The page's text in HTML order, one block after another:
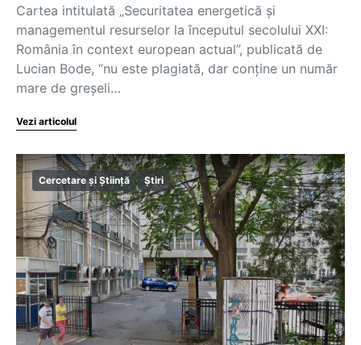
Cartea intitulată „Securitatea energetică şi
managementul resurselor la începutul secolului XXI:
România în context european actual”, publicată de
Lucian Bode, “nu este plagiată, dar conține un număr
mare de greșeli…
Vezi articolul
Cercetare și Știință Știri